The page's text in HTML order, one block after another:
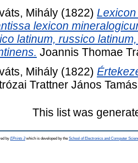
Mihály (1822)
lexicon
latinum, russico
Joannis Thomae
Mihály (1822)
Trattner János
This list was
by EPrints 3which is developed by the School of Electronics and Computer